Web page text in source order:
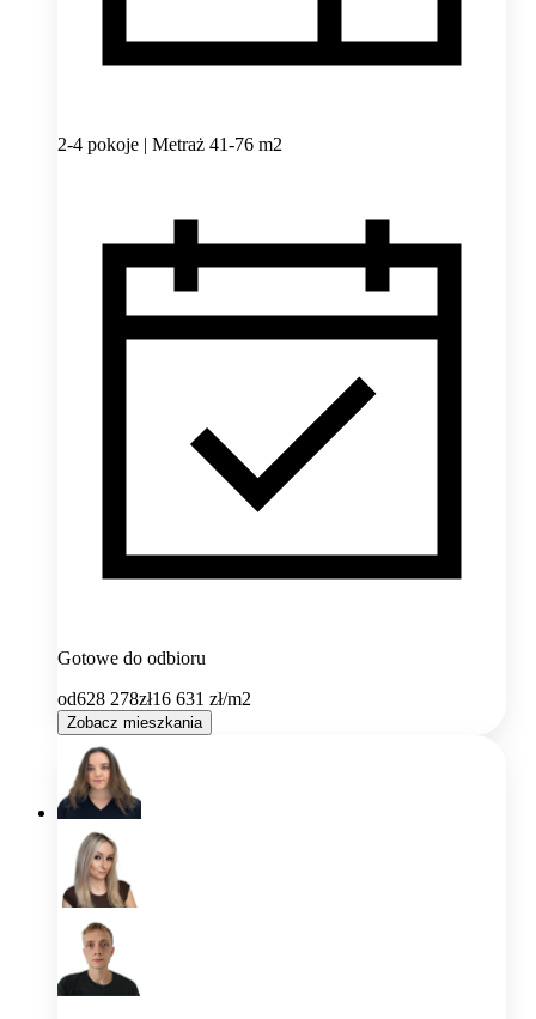
2-4 pokoje | Metraż 41-76 m2
Gotowe do odbioru
od628 278zł16 631 zł/m2
Zobacz mieszkania